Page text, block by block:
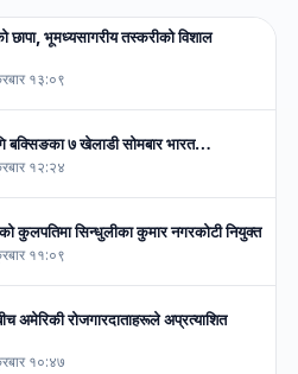
छापा, भूमध्यसागरीय तस्करीको विशाल
१३:०९
बक्सिङका ७ खेलाडी सोमबार भारत…
१२:२४
कुलपतिमा सिन्धुलीका कुमार नगरकोटी नियुक्त
११:०९
अमेरिकी रोजगारदाताहरूले अप्रत्याशित
१०:४७